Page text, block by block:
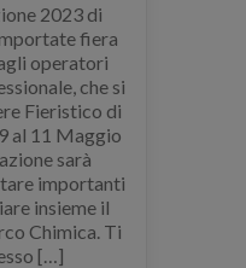
2023 di
fiera
operatori
che si
Fieristico di
al 11 Maggio
sarà
importanti
insieme il
Chimica. Ti
[…]